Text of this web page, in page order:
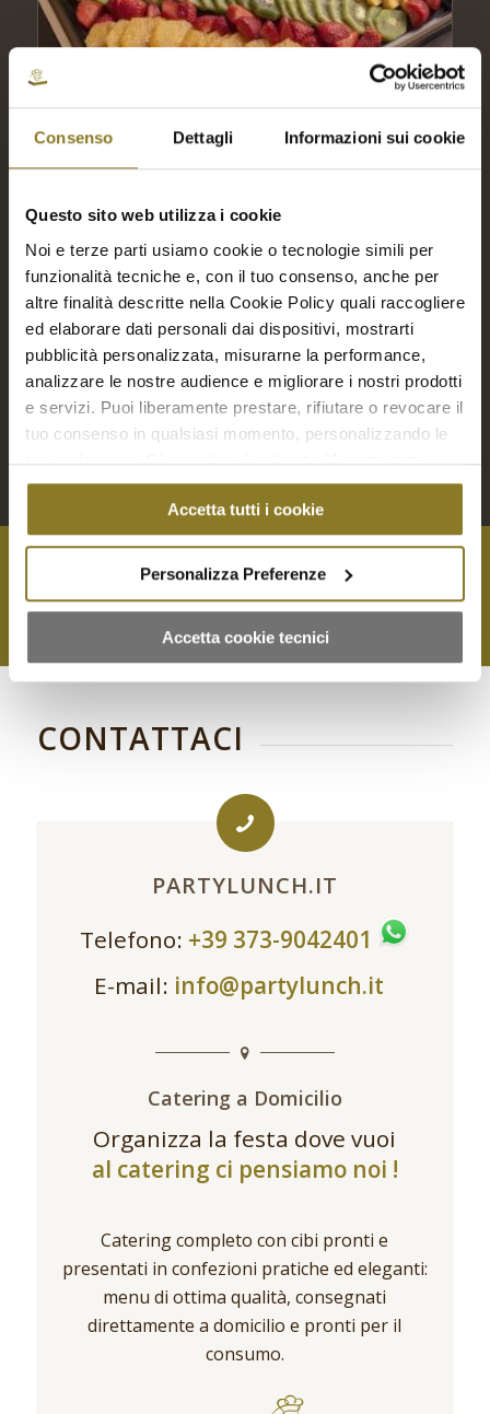
Consenso Dettagli Informazioni sui cookie
Questo sito web utilizza i cookie
Noi e terze parti usiamo cookie o tecnologie simili per
funzionalità tecniche e, con il tuo consenso, anche per
altre finalità descritte nella Cookie Policy quali raccogliere
ed elaborare dati personali dai dispositivi, mostrarti
pubblicità personalizzata, misurarne la performance,
analizzare le nostre audience e migliorare i nostri prodotti
e servizi. Puoi liberamente prestare, rifiutare o revocare il
tuo consenso in qualsiasi momento, personalizzando le
tue preferenze. Cliccando sul pulsante "Accetta tutti i
cookie" acconsenti all'uso di tali tecnologie per tutte le
finalità indicate. Cliccando sul pulsante "Accetta cookie
tecnici" acconsenti all'uso dei soli cookie tecnici.
Accetta tutti i cookie
Personalizza Preferenze
Accetta cookie tecnici
Cubettata di frutta | 10 Porz.
€ 32,00
Aggiungi a Richiesta Preventivo
Aggiungi al carrello Mostra dettagli
Contattaci per qualsiasi richiesta
CONTATTACI
PARTYLUNCH.IT
Telefono: +39 373-9042401
E-mail: info@partylunch.it
Catering a Domicilio
Organizza la festa dove vuoi
al catering ci pensiamo noi !
Catering completo con cibi pronti e
presentati in confezioni pratiche ed eleganti:
menu di ottima qualità, consegnati
direttamente a domicilio e pronti per il
consumo.